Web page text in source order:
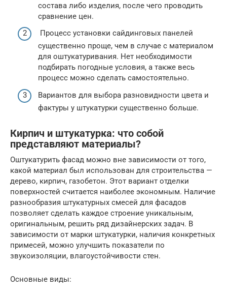
состава либо изделия, после чего проводить
сравнение цен.
Процесс установки сайдинговых панелей
существенно проще, чем в случае с материалом
для оштукатуривания. Нет необходимости
подбирать погодные условия, а также весь
процесс можно сделать самостоятельно.
Вариантов для выбора разновидности цвета и
фактуры у штукатурки существенно больше.
Кирпич и штукатурка: что собой
представляют материалы?
Оштукатурить фасад можно вне зависимости от того,
какой материал был использован для строительства —
дерево, кирпич, газобетон. Этот вариант отделки
поверхностей считается наиболее экономным. Наличие
разнообразия штукатурных смесей для фасадов
позволяет сделать каждое строение уникальным,
оригинальным, решить ряд дизайнерских задач. В
зависимости от марки штукатурки, наличия конкретных
примесей, можно улучшить показатели по
звукоизоляции, влагоустойчивости стен.
Основные виды: